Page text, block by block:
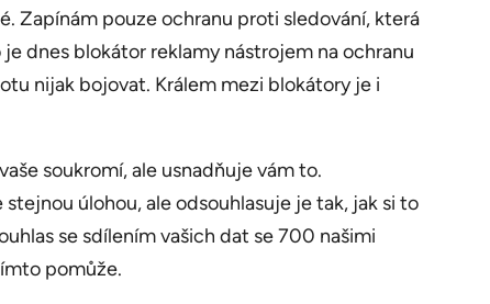
Zapínám pouze ochranu proti sledování, která
dnes blokátor reklamy nástrojem na ochranu
nijak bojovat. Králem mezi blokátory je i
soukromí, ale usnadňuje vám to.
úlohou, ale odsouhlasuje je tak, jak si to
se sdílením vašich dat se 700 našimi
pomůže.